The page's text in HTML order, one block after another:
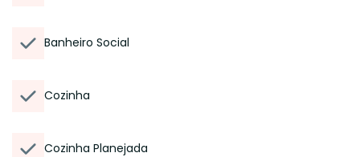
Banheiro Social
Cozinha
Cozinha Planejada